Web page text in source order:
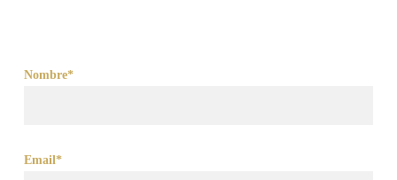
Nombre*
Email*